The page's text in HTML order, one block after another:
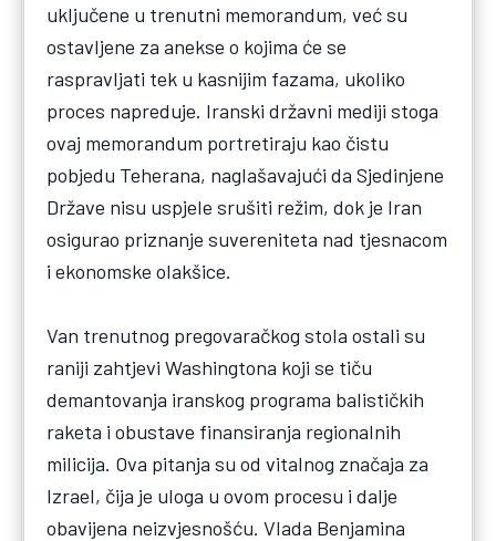
uključene u trenutni memorandum, već su
ostavljene za anekse o kojima će se
raspravljati tek u kasnijim fazama, ukoliko
proces napreduje. Iranski državni mediji stoga
ovaj memorandum portretiraju kao čistu
pobjedu Teherana, naglašavajući da Sjedinjene
Države nisu uspjele srušiti režim, dok je Iran
osigurao priznanje suvereniteta nad tjesnacom
i ekonomske olakšice.
Van trenutnog pregovaračkog stola ostali su
raniji zahtjevi Washingtona koji se tiču
demantovanja iranskog programa balističkih
raketa i obustave finansiranja regionalnih
milicija. Ova pitanja su od vitalnog značaja za
Izrael, čija je uloga u ovom procesu i dalje
obavijena neizvjesnošću. Vlada Benjamina